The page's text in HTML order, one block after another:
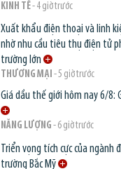
KINH TẾ- 4 giờ trước
Xuất khẩu điện thoại và linh
nhờ nhu cầu tiêu thụ điện tử
trường lớn
THƯƠNG MẠI - 5 giờ trước
Giá dầu thế giới hôm nay 6/8:
NĂNG LƯỢNG - 6 giờ trước
Triển vọng tích cực của
trường Bắc Mỹ